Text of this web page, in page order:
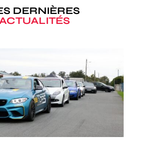
DERNIÈRES